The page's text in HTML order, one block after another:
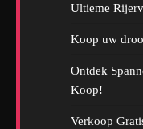
Ultieme
Koop uw
Ontdek
Koop!
Verkoop